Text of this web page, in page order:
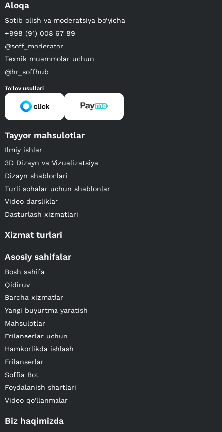
Aloqa
Sotib olish va moderatsiya bo‘yicha
+998 (91) 008 67 89
@soff_moderator
Texnik muammolar uchun
@hr_soffhub
To'lov usullari
Tayyor mahsulotlar
Ilmiy ishlar
3D Dizayn va Vizualizatsiya
Dizayn shablonlari
Turli sohalar uchun shablonlar
Video darsliklar
Dasturlash xizmatlari
Xizmat turlari
Asosiy sahifalar
Bosh sahifa
Qidiruv
Barcha xizmatlar
Yangi buyurtma yaratish
Mahsulotlar
Frilanserlar uchun
Hamkorlikda ishlash
Frilanserlar
Soffia Bot
Foydalanish shartlari
Video qo'llanmalar
Biz haqimizda